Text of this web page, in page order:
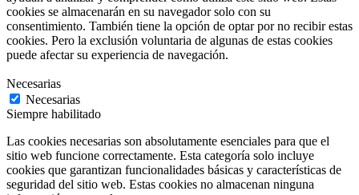
cookies se almacenarán en su navegador solo con su
consentimiento. También tiene la opción de optar por no recibir estas
cookies. Pero la exclusión voluntaria de algunas de estas cookies
puede afectar su experiencia de navegación.
Necesarias
Necesarias
Siempre habilitado
Las cookies necesarias son absolutamente esenciales para que el
sitio web funcione correctamente. Esta categoría solo incluye
cookies que garantizan funcionalidades básicas y características de
seguridad del sitio web. Estas cookies no almacenan ninguna